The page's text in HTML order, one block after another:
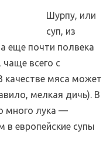
Шурпу, или
суп, из
еще почти полвека
всего с
мяса может
мелкая дичь). В
много лука —
европейские супы